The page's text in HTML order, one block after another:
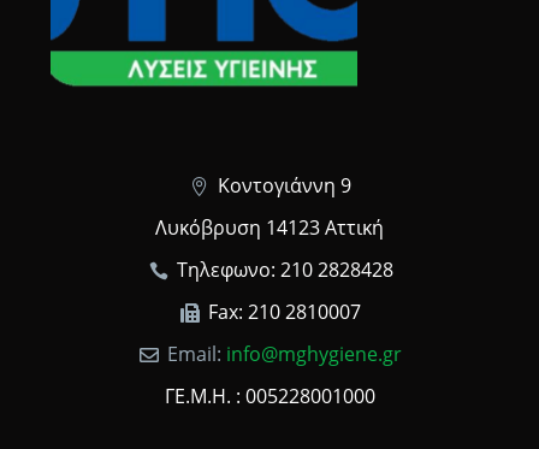
Κοντογιάννη 9
Λυκόβρυση 14123 Αττική
Τηλεφωνο: 210 2828428
Fax: 210 2810007
Email: info@mghygiene.gr
ΓΕ.Μ.Η. : 005228001000